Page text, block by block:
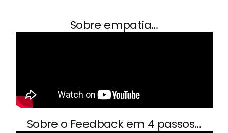
Sobre empatia...
Sobre o Feedback em 4 passos...